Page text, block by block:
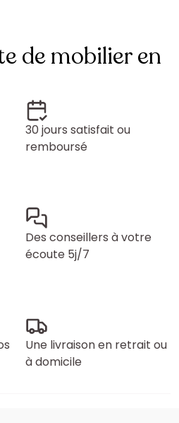
de mobilier en
30 jours satisfait ou
remboursé
Des conseillers à votre
écoute 5j/7
Une livraison en retrait ou
à domicile